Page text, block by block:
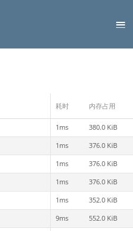
耗时 内存占用
1ms 380.0 KiB
1ms 376.0 KiB
1ms 376.0 KiB
1ms 376.0 KiB
1ms 352.0 KiB
9ms 552.0 KiB